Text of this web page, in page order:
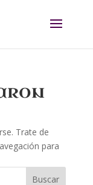
Trate de
para